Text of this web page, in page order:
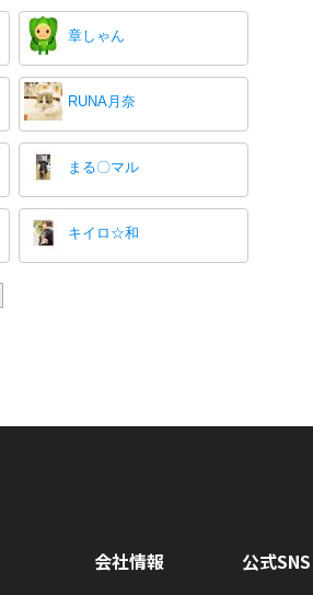
章しゃん
RUNA月奈
まる〇マル
キイロ☆和
会社情報 公式SNS